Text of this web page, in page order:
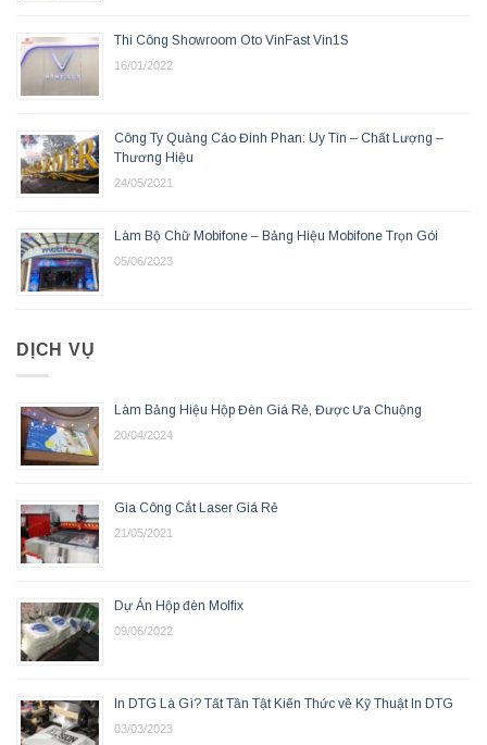
Thi Công Showroom Oto VinFast Vin1S
16/01/2022
Công Ty Quảng Cáo Đinh Phan: Uy Tín – Chất Lượng –
Thương Hiệu
24/05/2021
Làm Bộ Chữ Mobifone – Bảng Hiệu Mobifone Trọn Gói
05/06/2023
DỊCH VỤ
Làm Bảng Hiệu Hộp Đèn Giá Rẻ, Được Ưa Chuộng
20/04/2024
Gia Công Cắt Laser Giá Rẻ
21/05/2021
Dự Án Hộp đèn Molfix
09/06/2022
In DTG Là Gì? Tất Tần Tật Kiến Thức về Kỹ Thuật In DTG
03/03/2023